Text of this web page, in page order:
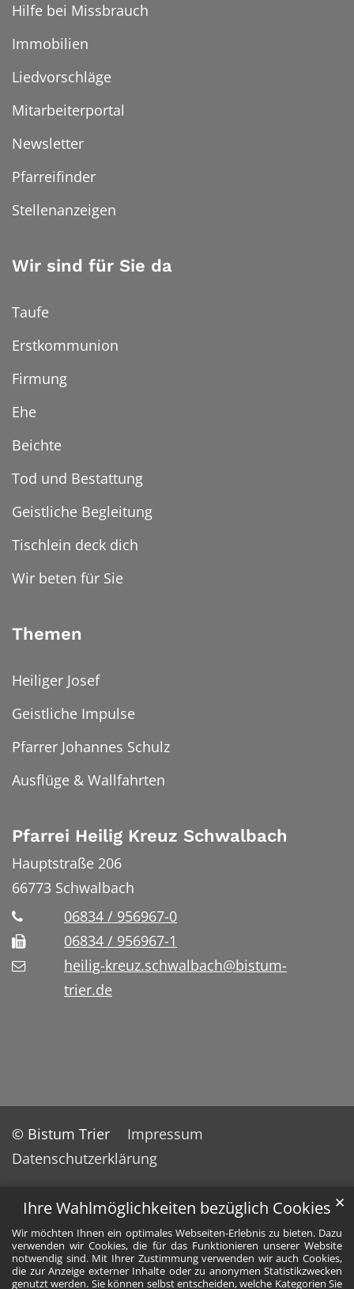
Ihre Wahlmöglichkeiten bezüglich Cookies
Wir möchten Ihnen ein optimales Webseiten-Erlebnis zu bieten. Dazu
verwenden wir Cookies, die für das Funktionieren unserer Website
notwendig sind. Mit Ihrer Zustimmung verwenden wir auch Cookies,
die zur Anzeige externer Inhalte oder zu anonymen Statistikzwecken
genutzt werden. Sie können selbst entscheiden, welche Kategorien Sie
✕
Hilfe bei Missbrauch
Immobilien
Liedvorschläge
Mitarbeiterportal
Newsletter
Pfarreifinder
Stellenanzeigen
Wir sind für Sie da
Taufe
Erstkommunion
Firmung
Ehe
Beichte
Tod und Bestattung
Geistliche Begleitung
Tischlein deck dich
Wir beten für Sie
Themen
Heiliger Josef
Geistliche Impulse
Pfarrer Johannes Schulz
Ausflüge & Wallfahrten
Pfarrei Heilig Kreuz Schwalbach
Hauptstraße 206
66773 Schwalbach
06834 / 956967-0
06834 / 956967-1
heilig-kreuz.schwalbach@bistum-
trier.de
© Bistum Trier
Impressum
Datenschutzerklärung